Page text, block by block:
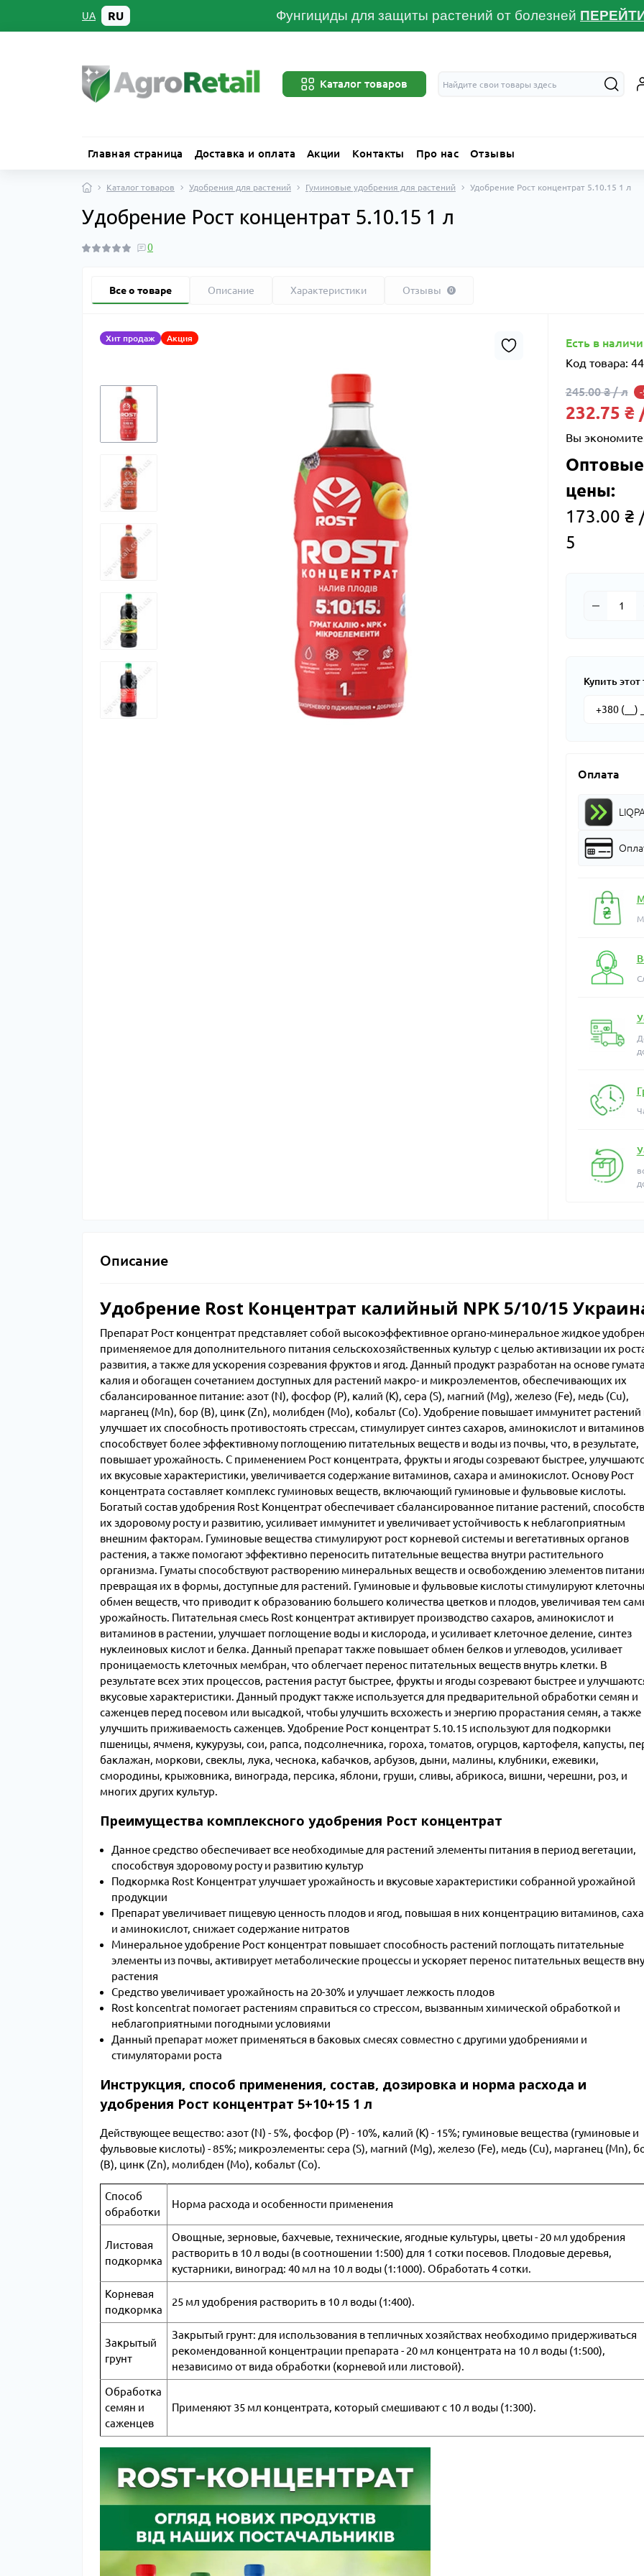
UA RU Фунгициды для защиты растений от болезней
Каталог товаров
Главная страница Доставка и оплата Акции Контакты Про нас Отзывы
Каталог товаров Удобрения для растений Гуминовые удобрения для растений Удобрение Рост концентрат 5.10.15 1 л
Удобрение Рост концентрат 5.10.15 1 л
0
Все о товаре Описание Характеристики Отзывы 0
Хит продаж Акция
Есть в
Код товара:
245.00 ₴ / л -
232.75 ₴
Вы
Оптовые
цены:
173.00 ₴
5
Купить
Оплата
Описание
Удобрение Rost Концентрат калийный NPK 5/10/15
Препарат Рост концентрат представляет собой высокоэффективное органо-минеральное жидкое
применяемое для дополнительного питания сельскохозяйственных культур с целью активизации их
развития, а также для ускорения созревания фруктов и ягод. Данный продукт разработан на основе гумата
калия и обогащен сочетанием доступных для растений макро- и микроэлементов, обеспечивающих их
сбалансированное питание: азот (N), фосфор (P), калий (K), сера (S), магний (Mg), железо (Fe), медь (Cu),
марганец (Mn), бор (B), цинк (Zn), молибден (Mo), кобальт (Co). Удобрение повышает иммунитет растений
улучшает их способность противостоять стрессам, стимулирует синтез сахаров, аминокислот и
способствует более эффективному поглощению питательных веществ и воды из почвы, что, в результате,
повышает урожайность. С применением Рост концентрата, фрукты и ягоды созревают быстрее,
их вкусовые характеристики, увеличивается содержание витаминов, сахара и аминокислот. Основу Рост
концентрата составляет комплекс гуминовых веществ, включающий гуминовые и фульвовые кислоты.
Богатый состав удобрения Rost Концентрат обеспечивает сбалансированное питание растений,
их здоровому росту и развитию, усиливает иммунитет и увеличивает устойчивость к неблагоприятным
внешним факторам. Гуминовые вещества стимулируют рост корневой системы и вегетативных органов
растения, а также помогают эффективно переносить питательные вещества внутри растительного
организма. Гуматы способствуют растворению минеральных веществ и освобождению элементов
превращая их в формы, доступные для растений. Гуминовые и фульвовые кислоты стимулируют
обмен веществ, что приводит к образованию большего количества цветков и плодов, увеличивая тем
урожайность. Питательная смесь Rost концентрат активирует производство сахаров, аминокислот и
витаминов в растении, улучшает поглощение воды и кислорода, и усиливает клеточное деление, синтез
нуклеиновых кислот и белка. Данный препарат также повышает обмен белков и углеводов, усиливает
проницаемость клеточных мембран, что облегчает перенос питательных веществ внутрь клетки. В
результате всех этих процессов, растения растут быстрее, фрукты и ягоды созревают быстрее и
вкусовые характеристики. Данный продукт также используется для предварительной обработки семян и
саженцев перед посевом или высадкой, чтобы улучшить всхожесть и энергию прорастания семян, а также
улучшить приживаемость саженцев. Удобрение Рост концентрат 5.10.15 используют для подкормки
пшеницы, ячменя, кукурузы, сои, рапса, подсолнечника, гороха, томатов, огурцов, картофеля, капусты,
баклажан, моркови, свеклы, лука, чеснока, кабачков, арбузов, дыни, малины, клубники, ежевики,
смородины, крыжовника, винограда, персика, яблони, груши, сливы, абрикоса, вишни, черешни, роз, и
многих других культур.
Преимущества комплексного удобрения Рост концентрат
Данное средство обеспечивает все необходимые для растений элементы питания в период вегетации,
способствуя здоровому росту и развитию культур
Подкормка Rost Концентрат улучшает урожайность и вкусовые характеристики собранной урожайной
продукции
Препарат увеличивает пищевую ценность плодов и ягод, повышая в них концентрацию витаминов,
и аминокислот, снижает содержание нитратов
Минеральное удобрение Рост концентрат повышает способность растений поглощать питательные
элементы из почвы, активирует метаболические процессы и ускоряет перенос питательных веществ
растения
Средство увеличивает урожайность на 20-30% и улучшает лежкость плодов
Rost koncentrat помогает растениям справиться со стрессом, вызванным химической обработкой и
неблагоприятными погодными условиями
Данный препарат может применяться в баковых смесях совместно с другими удобрениями и
стимуляторами роста
Инструкция, способ применения, состав, дозировка и норма расхода и
удобрения Рост концентрат 5+10+15 1 л
Действующее вещество: азот (N) - 5%, фосфор (P) - 10%, калий (K) - 15%; гуминовые вещества (гуминовые и
фульвовые кислоты) - 85%; микроэлементы: сера (S), магний (Mg), железо (Fe), медь (Cu), марганец (Mn),
(B), цинк (Zn), молибден (Mo), кобальт (Co).
Способ
обработки
Норма расхода и особенности применения
Листовая
подкормка
Овощные, зерновые, бахчевые, технические, ягодные культуры, цветы - 20 мл удобрения
растворить в 10 л воды (в соотношении 1:500) для 1 сотки посевов. Плодовые деревья,
кустарники, виноград: 40 мл на 10 л воды (1:1000). Обработать 4 сотки.
Корневая
подкормка
25 мл удобрения растворить в 10 л воды (1:400).
Закрытый
грунт
Закрытый грунт: для использования в тепличных хозяйствах необходимо придерживаться
рекомендованной концентрации препарата - 20 мл концентрата на 10 л воды (1:500),
независимо от вида обработки (корневой или листовой).
Обработка
семян и
саженцев
Применяют 35 мл концентрата, который смешивают с 10 л воды (1:300).